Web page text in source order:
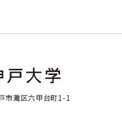
市灘区六甲台町1-1